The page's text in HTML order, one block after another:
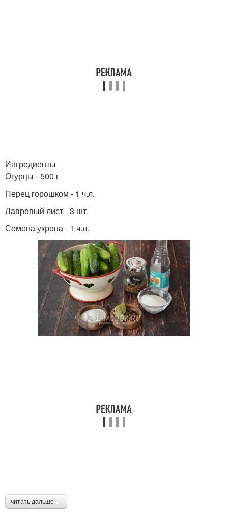
Кукурузы в початках
Кукуруза с болгарским
перцем
Заготовки на зиму
Кукуруза с лимонной
кислотой
Ингредиенты для
консервированной
кукурузы
Кукурузы в домашних
Кукуруза в кастрюле
Ингредиенты
Огурцы - 500 г
Перец горошком - 1 ч.л.
Лавровый лист - 3 шт.
Семена укропа - 1 ч.л.
читать дальше →